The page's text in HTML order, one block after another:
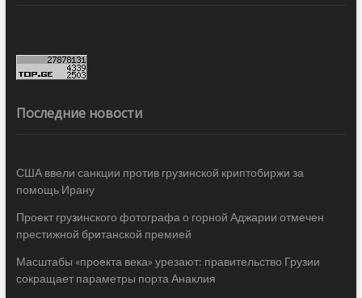
Последние новости
США ввели санкции против грузинской криптобиржи за
помощь Ирану
Проект грузинского фотографа о горной Аджарии отмечен
престижной британской премией
Масштабы «проекта века» урезают: правительство Грузии
сокращает параметры порта Анаклия